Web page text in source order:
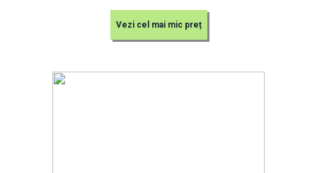
Vezi cel mai mic preț